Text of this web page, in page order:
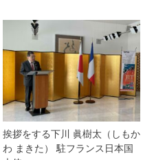
挨拶をする下川 眞樹太（しもか
わ まきた） 駐フランス日本国